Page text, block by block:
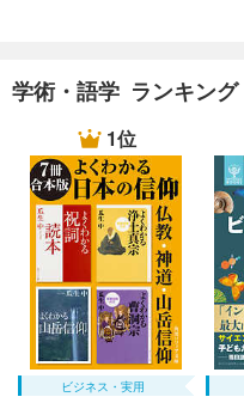
学術・語学 ランキング
1位
ビジネス・実用